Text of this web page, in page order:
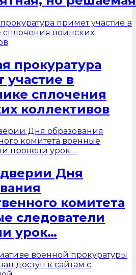
прокуратура
участие в
сплочения
коллективов
Дня
комитета
следователи
урок…